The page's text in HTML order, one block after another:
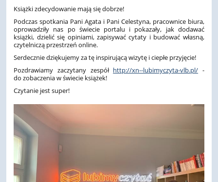
Książki zdecydowanie mają się dobrze!
Podczas spotkania Pani Agata i Pani Celestyna, pracownice biura,
oprowadziły nas po świecie portalu i pokazały, jak dodawać
książki, dzielić się opiniami, zapisywać cytaty i budować własną,
czytelniczą przestrzeń online.
Serdecznie dziękujemy za tę inspirującą wizytę i ciepłe przyjęcie!
Pozdrawiamy zaczytany zespół http://xn--lubimyczyta-vlb.pl/ -
do zobaczenia w świecie książek!
Czytanie jest super!